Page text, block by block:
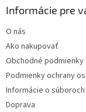
Informácie pre
O nás
Ako nakupovať
Obchodné podmienky
Podmienky ochrany
Informácie o
Doprava